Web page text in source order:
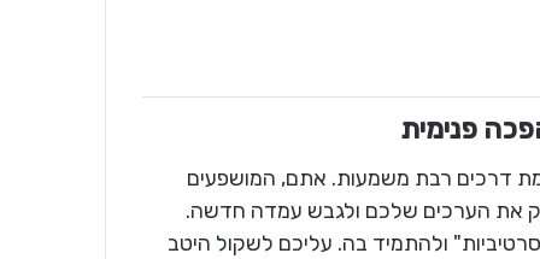
אתכם בפני צומת דרכים רבת משמעות. אתם, המושפעים
את הערכים שלכם ולגבש עמדה חדשה.
ולהתמיד בה. עליכם לשקול היטב